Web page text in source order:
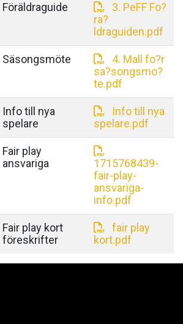
Föräldraguide
3. PeFF Fo?
ra?
ldraguiden.pdf
Säsongsmöte
4. Mall fo?r
sa?songsmo?
te.pdf
Info till nya
spelare
Info till nya
spelare.pdf
Fair play
ansvariga
1715768439-
fair-play-
ansvariga-
info.pdf
Fair play kort
föreskrifter
fair play
kort.pdf